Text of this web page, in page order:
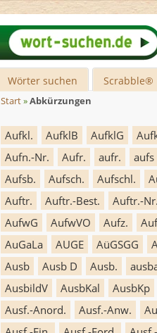
Wörter suchen Scrabble®
Start»Abkürzungen
Aufkl. AufklB AufklG
Aufn.-Nr.
Aufr. aufr. aufs
Aufsb.
Aufsch. Aufschl.
Auftr.
Auftr.-Best. Auftr.-Nr.
AufwG
AufwVO Aufz.
AuGaLa
AUGE AüGSGG
Ausb
Ausb D Ausb.
AusbildV
AusbKal AusbKp
Ausf.-Anord.
Ausf.-Anw.